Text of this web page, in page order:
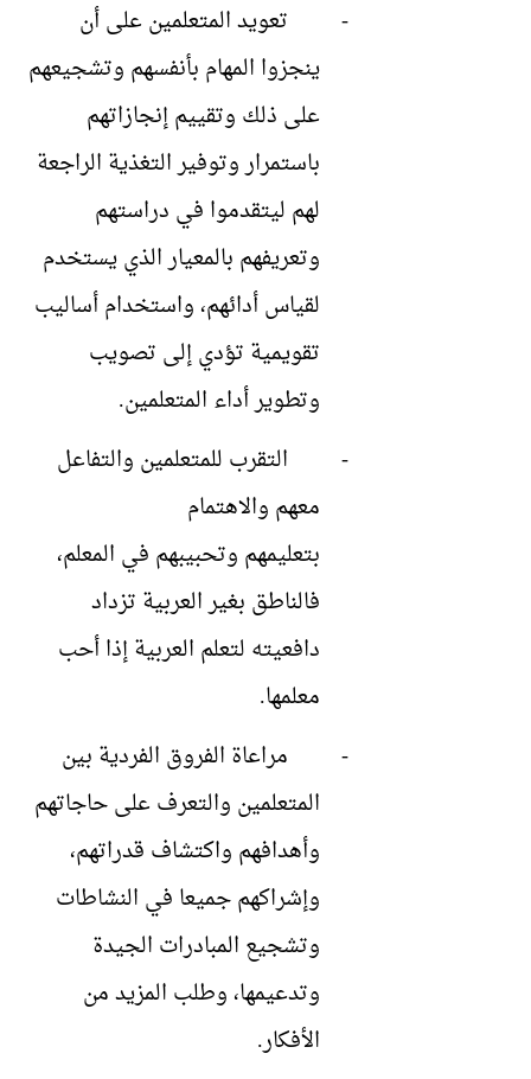
-
تعويد المتعلمين على أن
ينجزوا المهام بأنفسهم وتشجيعهم
على ذلك وتقييم إنجازاتهم
باستمرار وتوفير التغذية الراجعة
لهم ليتقدموا في دراستهم
وتعريفهم بالمعيار الذي يستخدم
لقياس أدائهم، واستخدام أساليب
تقويمية تؤدي إلى تصويب
وتطوير أداء المتعلمين.
-
التقرب للمتعلمين والتفاعل
معهم والاهتمام
بتعليمهم وتحبيبهم في المعلم،
فالناطق بغير العربية تزداد
دافعيته لتعلم العربية إذا أحب
معلمها.
-
مراعاة الفروق الفردية بين
المتعلمين والتعرف على حاجاتهم
وأهدافهم واكتشاف قدراتهم،
وإشراكهم جميعا في النشاطات
وتشجيع المبادرات الجيدة
وتدعيمها، وطلب المزيد من
الأفكار.